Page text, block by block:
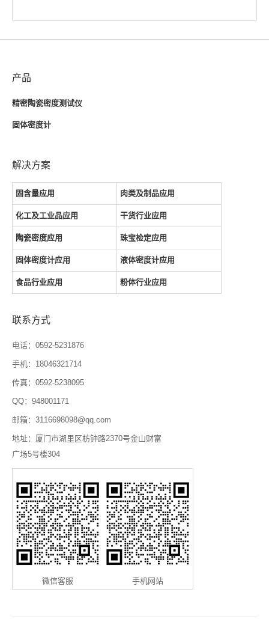
产品
精密陶瓷密度测试仪
固体密度计
解决方案
固含量应用 肉类及制品应用
化工及工业品应用 干货行业应用
陶瓷密度应用 珠宝检定应用
固体密度计应用 液体密度计应用
食品行业应用 粉体行业应用
联系方式
电话：0592-5231876
手机：18046321714
传真：0592-5238095
QQ：948001171
邮箱：3116698098@qq.com
地址：厦门市湖里区枋钟路2370号金山财富
广场5号楼304
微信客服 手机网站